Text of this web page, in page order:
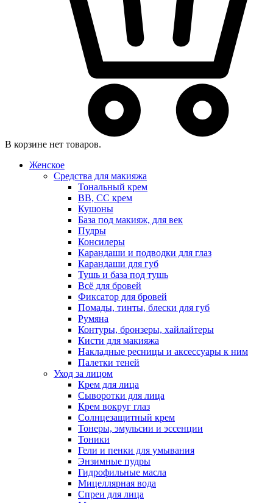
В корзине нет товаров.
Женское
Средства для макияжа
Тональный крем
BB, CC крем
Кушоны
База под макияж, для век
Пудры
Консилеры
Карандаши и подводки для глаз
Карандаши для губ
Тушь и база под тушь
Всё для бровей
Фиксатор для бровей
Помады, тинты, блески для губ
Румяна
Контуры, бронзеры, хайлайтеры
Кисти для макияжа
Накладные ресницы и аксессуары к ним
Палетки теней
Уход за лицом
Крем для лица
Сыворотки для лица
Крем вокруг глаз
Солнцезащитный крем
Тонеры, эмульсии и эссенции
Тоники
Гели и пенки для умывания
Энзимные пудры
Гидрофильные масла
Мицеллярная вода
Спреи для лица